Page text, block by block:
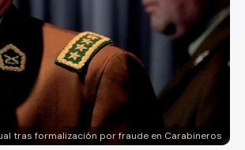
tras formalización por fraude en Carabineros